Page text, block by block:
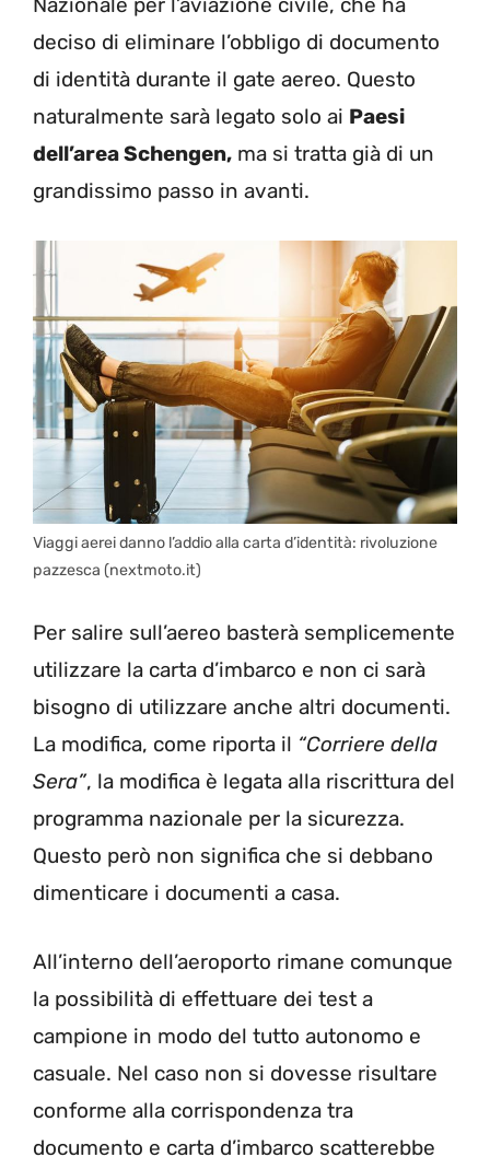
deciso di eliminare l’obbligo di documento
di identità durante il gate aereo. Questo
naturalmente sarà legato solo ai Paesi
dell’area Schengen, ma si tratta già di un
grandissimo passo in avanti.
Viaggi aerei danno l’addio alla carta d’identità: rivoluzione
pazzesca (nextmoto.it)
Per salire sull’aereo basterà semplicemente
utilizzare la carta d’imbarco e non ci sarà
bisogno di utilizzare anche altri documenti.
La modifica, come riporta il “Corriere della
Sera”, la modifica è legata alla riscrittura del
programma nazionale per la sicurezza.
Questo però non significa che si debbano
dimenticare i documenti a casa.
All’interno dell’aeroporto rimane comunque
la possibilità di effettuare dei test a
campione in modo del tutto autonomo e
casuale. Nel caso non si dovesse risultare
conforme alla corrispondenza tra
documento e carta d’imbarco scatterebbe